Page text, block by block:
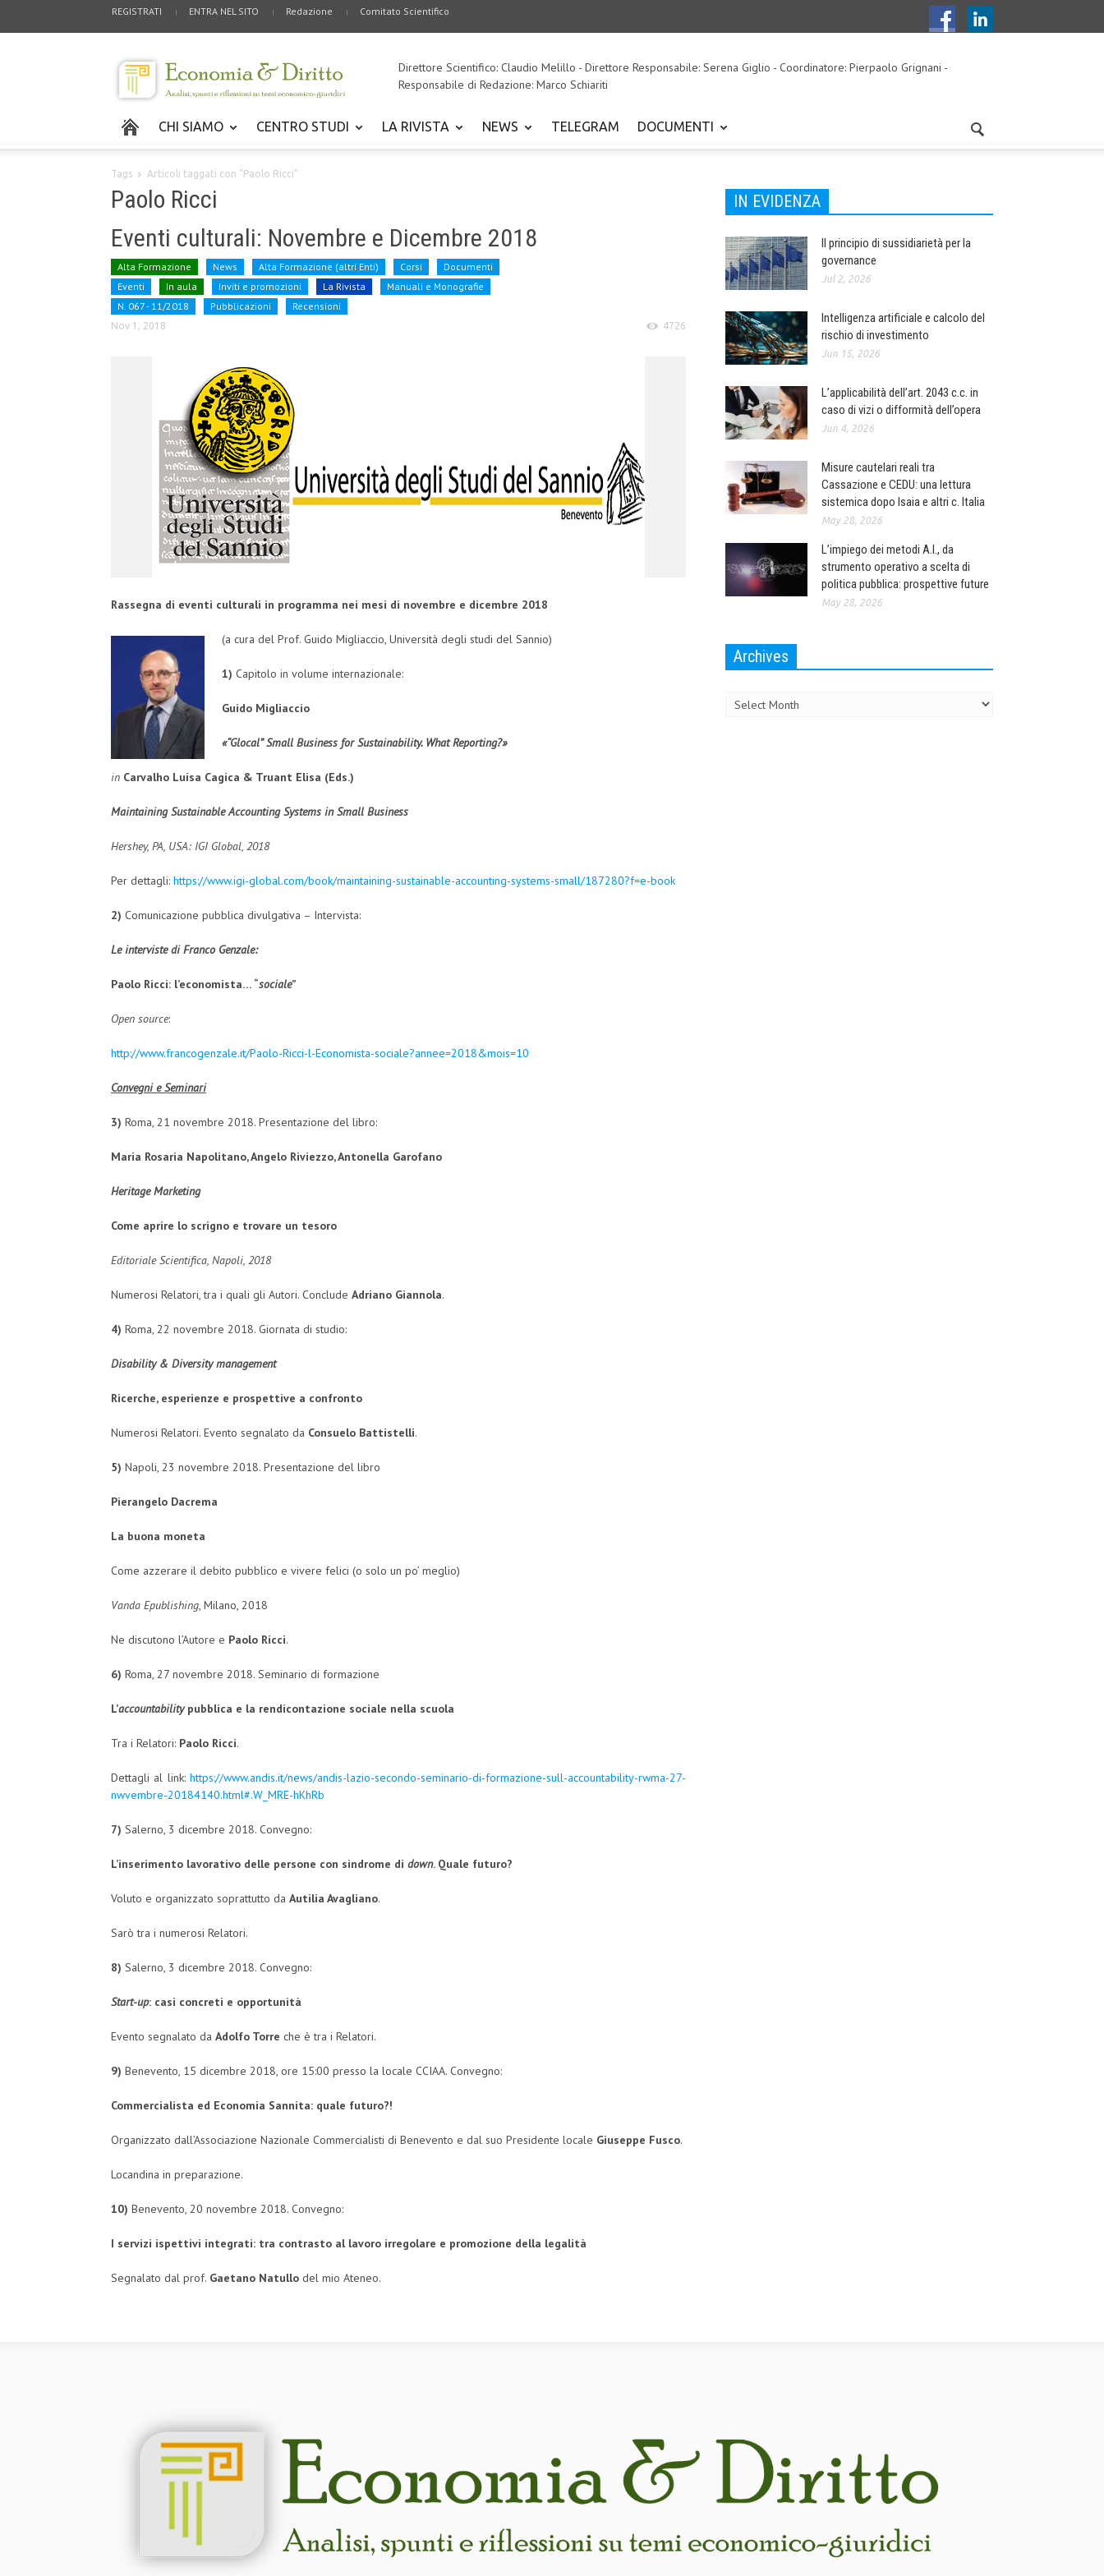
REGISTRATI ENTRA NEL SITO Redazione Comitato Scientifico
Direttore Scientifico: Claudio Melillo - Direttore Responsabile: Serena Giglio - Coordinatore: Pierpaolo Grignani -
Responsabile di Redazione: Marco Schiariti
CHI SIAMO CENTRO STUDI LA RIVISTA NEWS TELEGRAM DOCUMENTI
Tags Articoli taggati con "Paolo Ricci"
Paolo Ricci
Eventi culturali: Novembre e Dicembre 2018
Alta Formazione News Alta Formazione (altri Enti) Corsi
Documenti
Eventi
In aula Inviti e promozioni La Rivista
Manuali e Monografie
N. 067 - 11/2018
Pubblicazioni Recensioni
Nov 1, 2018 4726
Rassegna di eventi culturali in programma nei mesi di novembre e dicembre 2018
(a cura del Prof. Guido Migliaccio, Università degli studi del Sannio)
1) Capitolo in volume internazionale:
Guido Migliaccio
«“Glocal” Small Business for Sustainability. What Reporting?»
in Carvalho Luísa Cagica & Truant Elisa (Eds.)
Maintaining Sustainable Accounting Systems in Small Business
Hershey, PA, USA: IGI Global, 2018
Per dettagli: https://www.igi-global.com/book/maintaining-sustainable-accounting-systems-small/187280?f=e-book
2) Comunicazione pubblica divulgativa – Intervista:
Le interviste di Franco Genzale:
Paolo Ricci: l’economista… “sociale”
Open source:
http://www.francogenzale.it/Paolo-Ricci-l-Economista-sociale?annee=2018&mois=10
Convegni e Seminari
3) Roma, 21 novembre 2018. Presentazione del libro:
Maria Rosaria Napolitano, Angelo Riviezzo, Antonella Garofano
Heritage Marketing
Come aprire lo scrigno e trovare un tesoro
Editoriale Scientifica, Napoli, 2018
Numerosi Relatori, tra i quali gli Autori. Conclude Adriano Giannola.
4) Roma, 22 novembre 2018. Giornata di studio:
Disability & Diversity management
Ricerche, esperienze e prospettive a confronto
Numerosi Relatori. Evento segnalato da Consuelo Battistelli.
5) Napoli, 23 novembre 2018. Presentazione del libro
Pierangelo Dacrema
La buona moneta
Come azzerare il debito pubblico e vivere felici (o solo un po’ meglio)
Vanda Epublishing, Milano, 2018
Ne discutono l’Autore e Paolo Ricci.
6) Roma, 27 novembre 2018. Seminario di formazione
L’accountabilitypubblica e la rendicontazione sociale nella scuola
Tra i Relatori: Paolo Ricci.
Dettagli al link: https://www.andis.it/news/andis-lazio-secondo-seminario-di-formazione-sull-accountability-rwma-27-
nwvembre-20184140.html#.W_MRE-hKhRb
7) Salerno, 3 dicembre 2018. Convegno:
L’inserimento lavorativo delle persone con sindrome di down. Quale futuro?
Voluto e organizzato soprattutto da Autilia Avagliano.
Sarò tra i numerosi Relatori.
8) Salerno, 3 dicembre 2018. Convegno:
Start-up: casi concreti e opportunità
Evento segnalato da Adolfo Torre che è tra i Relatori.
9) Benevento, 15 dicembre 2018, ore 15:00 presso la locale CCIAA. Convegno:
Commercialista ed Economia Sannita: quale futuro?!
Organizzato dall’Associazione Nazionale Commercialisti di Benevento e dal suo Presidente locale Giuseppe Fusco.
Locandina in preparazione.
10) Benevento, 20 novembre 2018. Convegno:
I servizi ispettivi integrati: tra contrasto al lavoro irregolare e promozione della legalità
Segnalato dal prof. Gaetano Natullo del mio Ateneo.
IN EVIDENZA
Il principio di sussidiarietà per la
governance
Jul 2, 2026
Intelligenza artificiale e calcolo del
rischio di investimento
Jun 15, 2026
L’applicabilità dell’art. 2043 c.c. in
caso di vizi o difformità dell’opera
Jun 4, 2026
Misure cautelari reali tra
Cassazione e CEDU: una lettura
sistemica dopo Isaia e altri c. Italia
May 28, 2026
L’impiego dei metodi A.I., da
strumento operativo a scelta di
politica pubblica: prospettive future
May 28, 2026
Archives